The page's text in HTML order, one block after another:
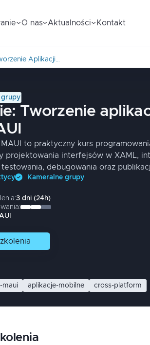
O nas Aktualności Kontakt
Aplikacji…
grupy
Tworzenie
MAUI to praktyczny kurs
projektowania interfejsów w XAML,
debugowania oraz
Kameralne grupy
3 dni (24h)
maui aplikacje-mobilne cross-platform